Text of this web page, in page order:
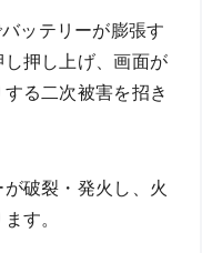
ッテリーが膨張す
押し上げ、画面が
る二次被害を招き
破裂・発火し、火
す。